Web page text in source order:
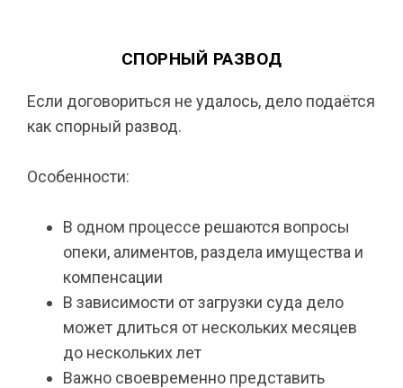
СПОРНЫЙ РАЗВОД
Если договориться не удалось, дело подаётся
как спорный развод.
Особенности:
В одном процессе решаются вопросы
опеки, алиментов, раздела имущества и
компенсации
В зависимости от загрузки суда дело
может длиться от нескольких месяцев
до нескольких лет
Важно своевременно представить